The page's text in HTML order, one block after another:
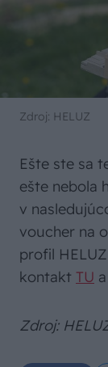
Zdroj: HELUZ
Ešte ste sa
ešte nebola
v
voucher na
profil
kontakt TU
Zdroj: